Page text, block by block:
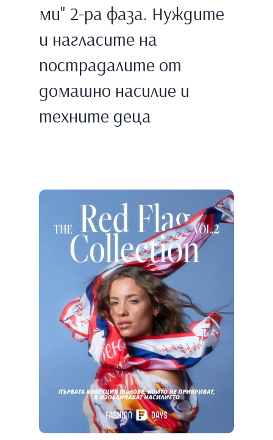
ми" 2-ра фаза. Нуждите
и нагласите на
пострадалите от
домашно насилие и
техните деца